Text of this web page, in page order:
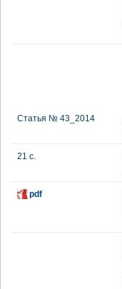
Статья № 43_2014
21 с.
pdf